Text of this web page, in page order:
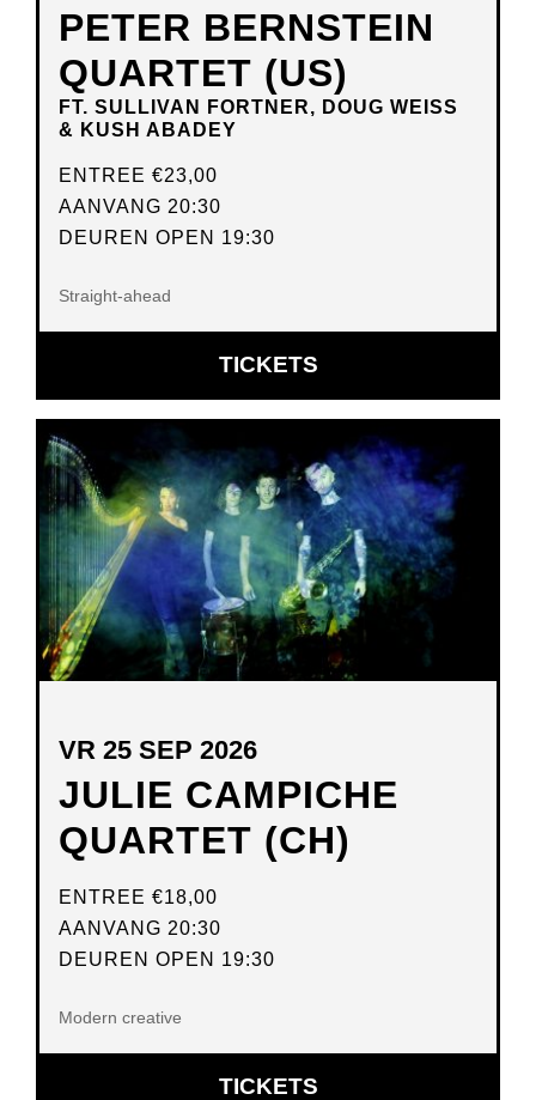
PETER BERNSTEIN
QUARTET (US)
FT. SULLIVAN FORTNER, DOUG WEISS
& KUSH ABADEY
ENTREE €23,00
AANVANG 20:30
DEUREN OPEN 19:30
Straight-ahead
TICKETSOPENT
IN
NIEUW
VENSTER
JULIE CAMPICHE
QUARTET (CH)
VR 25 SEP 2026
ENTREE €18,00
AANVANG 20:30
DEUREN OPEN 19:30
Modern creative
TICKETSOPENT